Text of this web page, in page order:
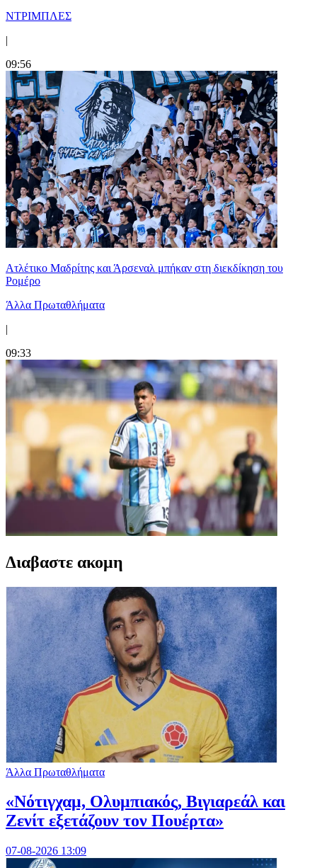
ΝΤΡΙΜΠΛΕΣ
|
09:56
Ατλέτικο Μαδρίτης και Άρσεναλ μπήκαν στη διεκδίκηση του
Ρομέρο
Άλλα Πρωταθλήματα
|
09:33
Διαβαστε ακομη
Άλλα Πρωταθλήματα
«Νότιγχαμ, Ολυμπιακός, Βιγιαρεάλ και
Ζενίτ εξετάζουν τον Πουέρτα»
07-08-2026 13:09